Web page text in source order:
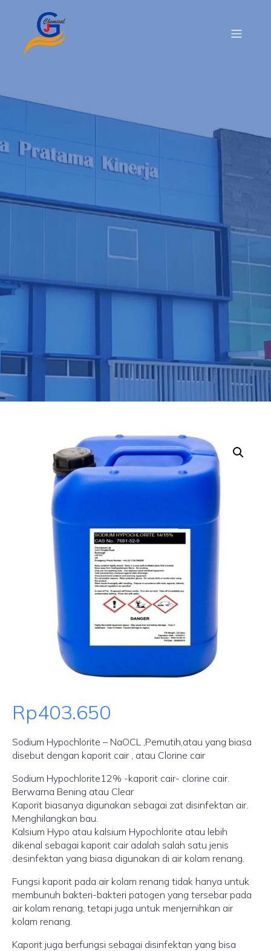
Rp403.650
Sodium Hypochlorite – NaOCL ,Pemutih,atau yang biasa
disebut dengan kaporit cair , atau Clorine cair
Sodium Hypochlorite12% -kaporit cair- clorine cair.
Berwarna Bening atau Clear
Kaporit biasanya digunakan sebagai zat disinfektan air.
Menghilangkan bau.
Kalsium Hypo atau kalsium Hypochlorite atau lebih
dikenal sebagai kaporit cair adalah salah satu jenis
desinfektan yang biasa digunakan di air kolam renang.
Fungsi kaporit pada air kolam renang tidak hanya untuk
membunuh bakteri-bakteri patogen yang tersebar pada
air kolam renang, tetapi juga untuk menjernihkan air
kolam renang.
Kaporit juga berfungsi sebagai disinfektan yang bisa